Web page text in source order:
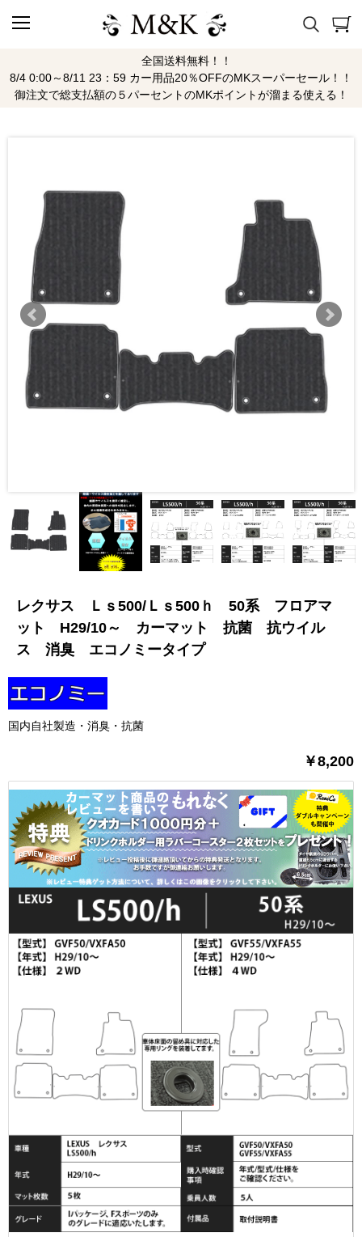
全国送料無料！！
8/4 0:00～8/11 23：59 カー用品20％OFFのMKスーパーセール！！
御注文で総支払額の５パーセントのMKポイントが溜まる使える！
レクサス Ｌｓ500/Ｌｓ500ｈ 50系 フロアマ
ット H29/10～ カーマット 抗菌 抗ウイル
ス 消臭 エコノミータイプ
国内自社製造・消臭・抗菌
￥8,200